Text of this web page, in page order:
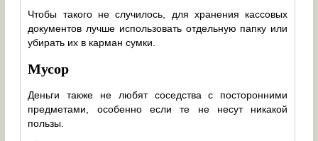
Чтобы такого не случилось, для хранения кассовых
документов лучше использовать отдельную папку или
убирать их в карман сумки.
Мусор
Деньги также не любят соседства с посторонними
предметами, особенно если те не несут никакой
пользы.